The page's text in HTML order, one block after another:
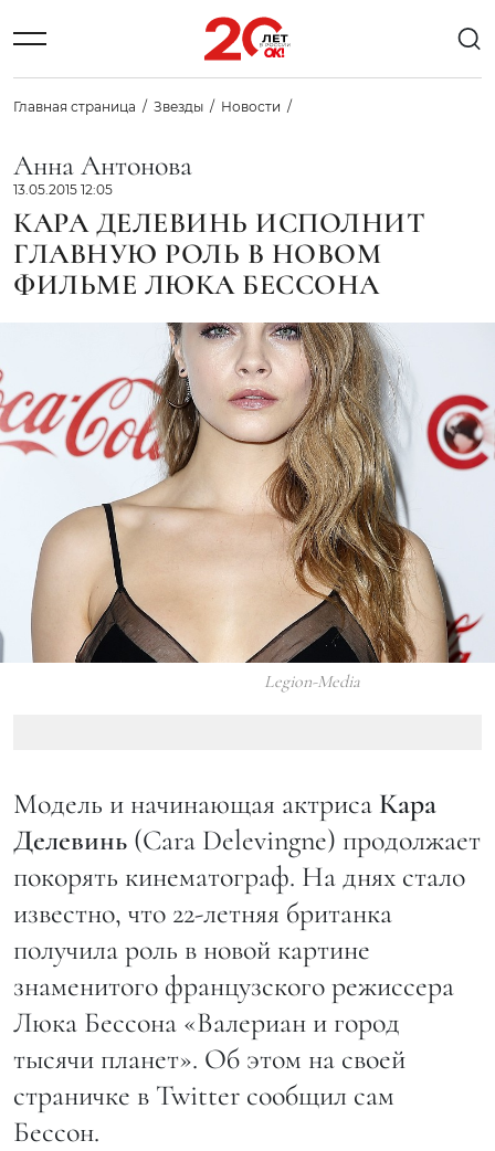
Главная страница Звезды Новости
Анна Антонова
13.05.2015 12:05
КАРА ДЕЛЕВИНЬ ИСПОЛНИТ
ГЛАВНУЮ РОЛЬ В НОВОМ
ФИЛЬМЕ ЛЮКА БЕССОНА
Legion-Media
Модель и начинающая актриса Кара
Делевинь (Cara Delevingne) продолжает
покорять кинематограф. На днях стало
известно, что 22-летняя британка
получила роль в новой картине
знаменитого французского режиссера
Люка Бессона «Валериан и город
тысячи планет». Об этом на своей
страничке в Twitter сообщил сам
Бессон.